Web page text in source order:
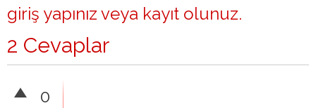
giriş yapınız veya kayıt olunuz.
2 Cevaplar
0